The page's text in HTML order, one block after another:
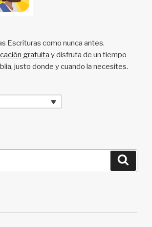
Escrituras como nunca antes.
gratuita y disfruta de un tiempo
justo donde y cuando la necesites.